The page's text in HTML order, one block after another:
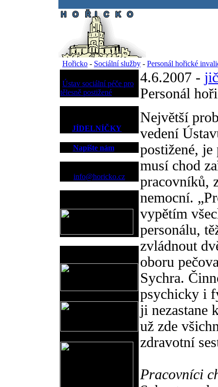
Hořicko - Sociální služby - Personál hořické
Ústav sociální péče pro
tělesně postižené
JÍDELNÍČKY
Napište nám
info@horicko.cz
4.6.2007 -
Personál
Největší
vedení
postižené, je
musí chod
pracovníků,
nemocní.
vypětím
personálu,
zvládnout
oboru
Sychra.
psychicky i
ji nezastane
už zde
zdravotní
Pracovníci